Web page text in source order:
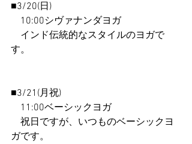
■3/20(日)
10:00シヴァナンダヨガ
インド伝統的なスタイルのヨガで
す。
■3/21(月祝)
11:00ベーシックヨガ
祝日ですが、いつものベーシックヨ
ガです。